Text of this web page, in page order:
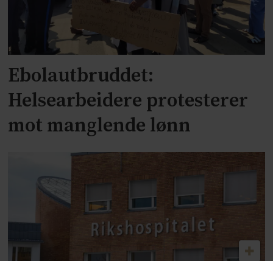
Ebolautbruddet:
Helsearbeidere protesterer
mot manglende lønn